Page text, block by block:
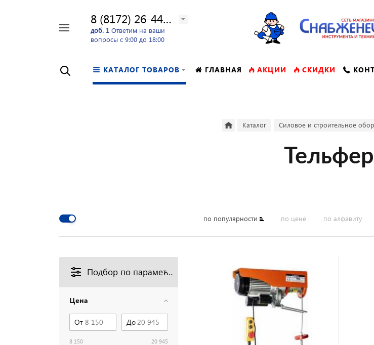
8 (8172) 26-44-24
доб. 1 Ответим на ваши
вопросы с 9:00 до 18:00
КАТАЛОГ ТОВАРОВ ГЛАВНАЯ АКЦИИ СКИДКИ
Каталог Силовое и строительное
по популярности по цене по алфавиту
Подбор по параметрам
Цена
От До
8 150 20 945